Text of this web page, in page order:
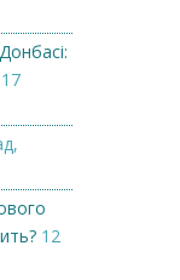
17
12